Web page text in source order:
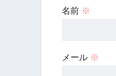
名前 ※
メール ※